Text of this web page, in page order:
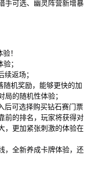
手可选、幽灵阵营新增暴
！
；
返场；
随机奖励，能够更快的加
的随机性体验；
后可选择购买钻石赛门票
前的排名，玩家将获得对
，更加紧张刺激的体验在
，全新养成卡牌体验，还